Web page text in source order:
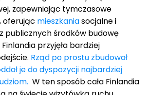
zapewniając tymczasowe
oferując mieszkaniasocjalne i
publicznych środków budowę
przyjęła bardziej
Rząd po prostu zbudował
je do dyspozycji najbardziej
W ten sposób cała Finlandia